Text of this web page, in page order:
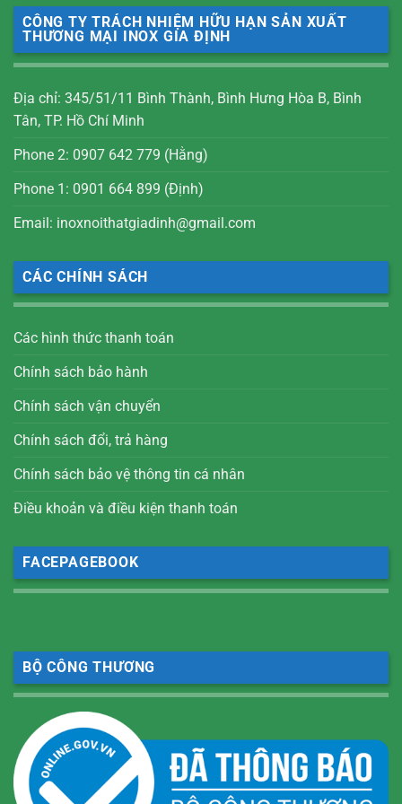
CÔNG TY TRÁCH NHIỆM HỮU HẠN SẢN XUẤT
THƯƠNG MẠI INOX GIA ĐỊNH
Địa chỉ: 345/51/11 Bình Thành, Bình Hưng Hòa B, Bình
Tân, TP. Hồ Chí Minh
Phone 2: 0907 642 779 (Hằng)
Phone 1: 0901 664 899 (Định)
Email: inoxnoithatgiadinh@gmail.com
CÁC CHÍNH SÁCH
Các hình thức thanh toán
Chính sách bảo hành
Chính sách vận chuyển
Chính sách đổi, trả hàng
Chính sách bảo vệ thông tin cá nhân
Điều khoản và điều kiện thanh toán
FACEPAGEBOOK
BỘ CÔNG THƯƠNG